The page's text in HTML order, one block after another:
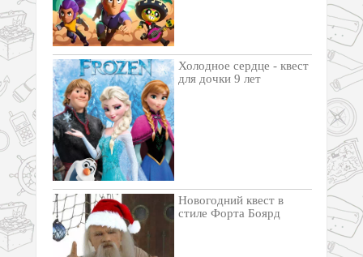
Холодное сердце - квест
для дочки 9 лет
Новогодний квест в
стиле Форта Боярд